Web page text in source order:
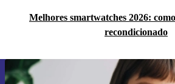
Melhores smartwatches 2026:
recondicionado